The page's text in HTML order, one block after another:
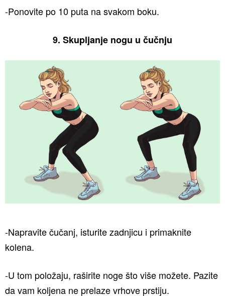
-Ponovite po 10 puta na svakom boku.
9. Skupljanje nogu u čučnju
-Napravite čučanj, isturite zadnjicu i primaknite
kolena.
-U tom položaju, raširite noge što više možete. Pazite
da vam koljena ne prelaze vrhove prstiju.